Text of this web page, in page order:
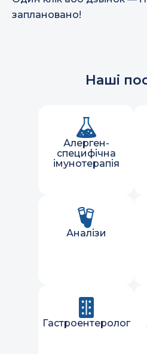
заплановано!
Наші
Алерген-
специфічна
імунотерапія
Аналізи
Гастроентеролог